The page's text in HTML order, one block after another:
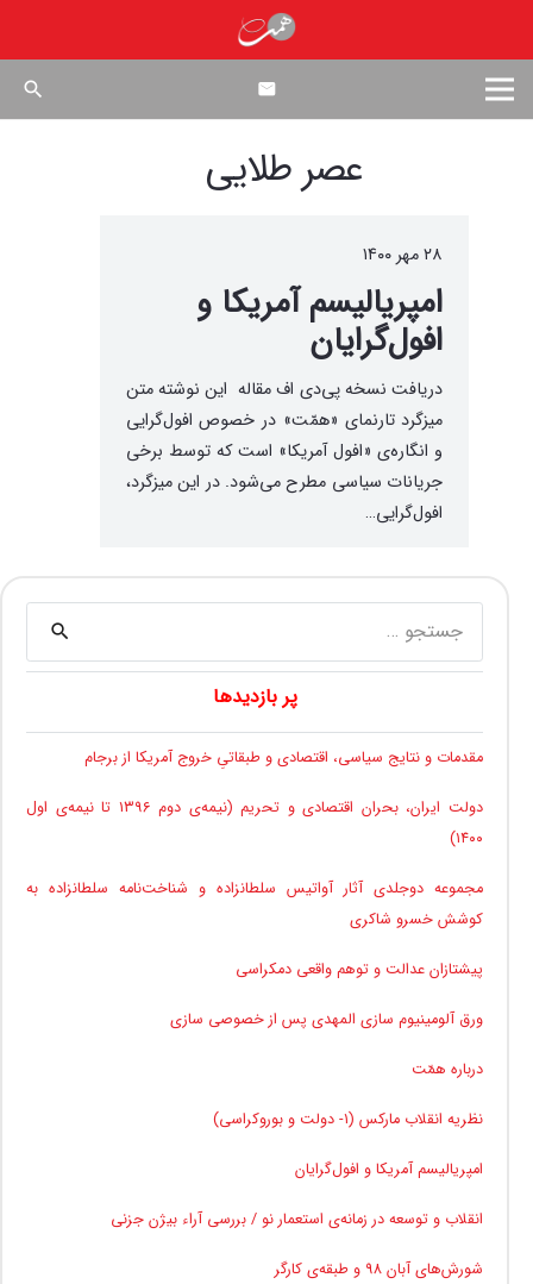
search
عصر طلایی
۲۸ مهر ۱۴۰۰
امپریالیسم آمریکا و
افول‌گرایان
دریافت نسخه پی‌دی اف مقاله این نوشته متن
میزگرد تارنمای «همّت» در خصوص افول‌گرایی
و انگاره‌ی «افول آمریکا» است که توسط برخی
جریانات سیاسی مطرح می‌شود. در این میزگرد،
افول‌گرایی…
برای:
پر بازدیدها
مقدمات و نتایج سیاسی، اقتصادی و طبقاتیِ خروج آمریکا از برجام
دولت ایران، بحران اقتصادی و تحریم (نیمه‌ی دوم ۱۳۹۶ تا نیمه‌ی اول
۱۴۰۰)
مجموعه دوجلدی آثار آواتیس سلطانزاده و شناخت‌نامه سلطانزاده به
کوشش خسرو شاکری
پیشتازان عدالت و توهم واقعی دمکراسی
ورق آلومینیوم سازی المهدی پس از خصوصی سازی
درباره همّت
نظریه انقلاب مارکس (۱- دولت و بوروکراسی)
امپریالیسم آمریکا و افول‌گرایان
انقلاب و توسعه در زمانه‌ی استعمار نو / بررسی آراء بیژن جزنی
شورش‌های آبان 98 و طبقه‌ی کارگر